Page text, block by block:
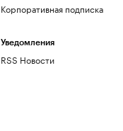
Корпоративная подписка
Уведомления
RSS Новости